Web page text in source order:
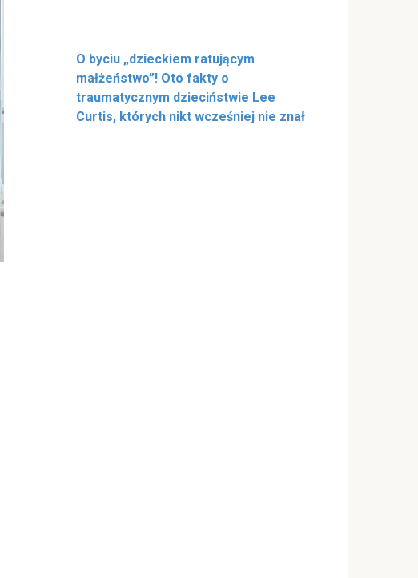
O byciu „dzieckiem ratującym
małżeństwo”! Oto fakty o
traumatycznym dzieciństwie Lee
Curtis, których nikt wcześniej nie znał